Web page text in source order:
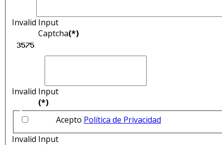
Invalid Input
Captcha(*)
Invalid Input
(*)
Acepto Política de Privacidad
Invalid Input